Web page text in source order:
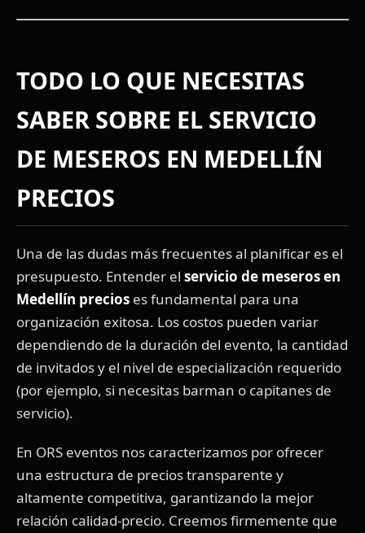
TODO LO QUE NECESITAS
SABER SOBRE EL SERVICIO
DE MESEROS EN MEDELLÍN
PRECIOS
Una de las dudas más frecuentes al planificar es el
presupuesto. Entender el servicio de meseros en
Medellín precios es fundamental para una
organización exitosa. Los costos pueden variar
dependiendo de la duración del evento, la cantidad
de invitados y el nivel de especialización requerido
(por ejemplo, si necesitas barman o capitanes de
servicio).
En ORS eventos nos caracterizamos por ofrecer
una estructura de precios transparente y
altamente competitiva, garantizando la mejor
relación calidad-precio. Creemos firmemente que